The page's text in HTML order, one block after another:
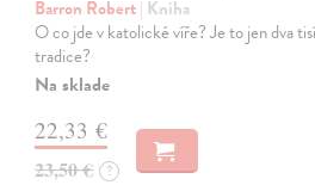
Barron Robert| Kniha
O co jde v katolické víře? Je to jen dva
tradice?
Na sklade
22,33 €
23,50 € ?